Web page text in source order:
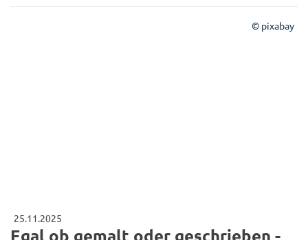
© pixabay
25.11.2025
Egal ob gemalt oder geschrieben -